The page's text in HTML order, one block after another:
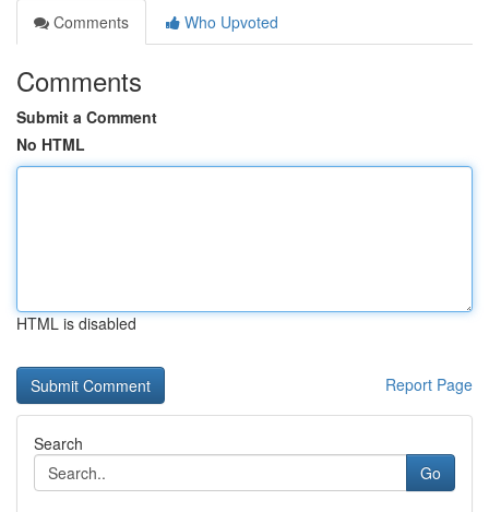
Comments
Who Upvoted
Comments
Submit a Comment
No HTML
HTML is disabled
Report Page
Search
Go